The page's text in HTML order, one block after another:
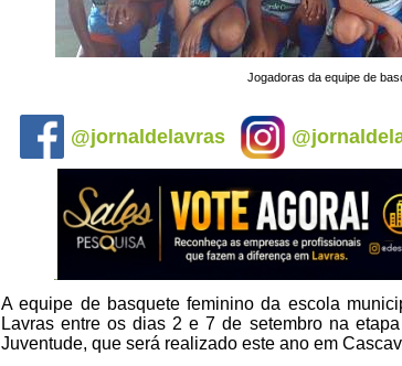
Jogadoras da equipe de
@jornaldelavras
A equipe de basquete feminino da escola
Lavras entre os dias 2 e 7 de setembro na
Juventude, que será realizado este ano em